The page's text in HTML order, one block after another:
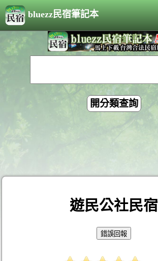
bluezz民宿筆記本
開分類查詢
遊民公社民宿